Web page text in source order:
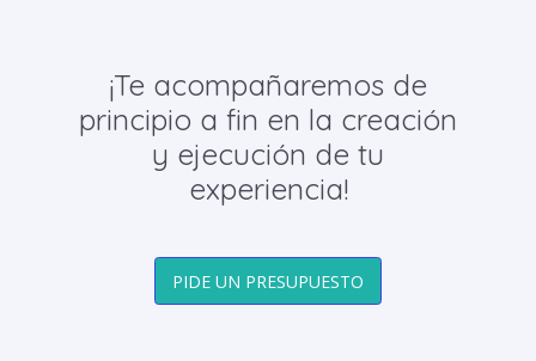
¡Te acompañaremos de
principio a fin en la creación
y ejecución de tu
experiencia!
PIDE UN PRESUPUESTO